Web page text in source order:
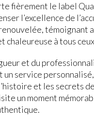
fièrement le label
l’excellence de
témoignant
à tous
et du
service
et les secrets
un moment